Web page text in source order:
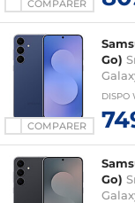
COMPARER
COMPARER
Go)
8 Go
6.7"
DISPO
Go)